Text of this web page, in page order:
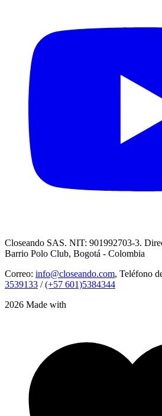
Closeando SAS. NIT: 901992703-3.
Barrio Polo Club, Bogotá - Colombia
Correo: info@closeando.com, Teléfono
3539133 /(+57 601)5384344
2026 Made with